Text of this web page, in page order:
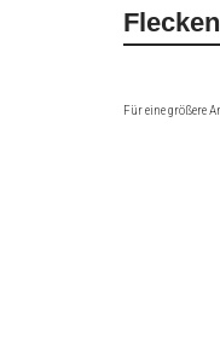
Für eine größere